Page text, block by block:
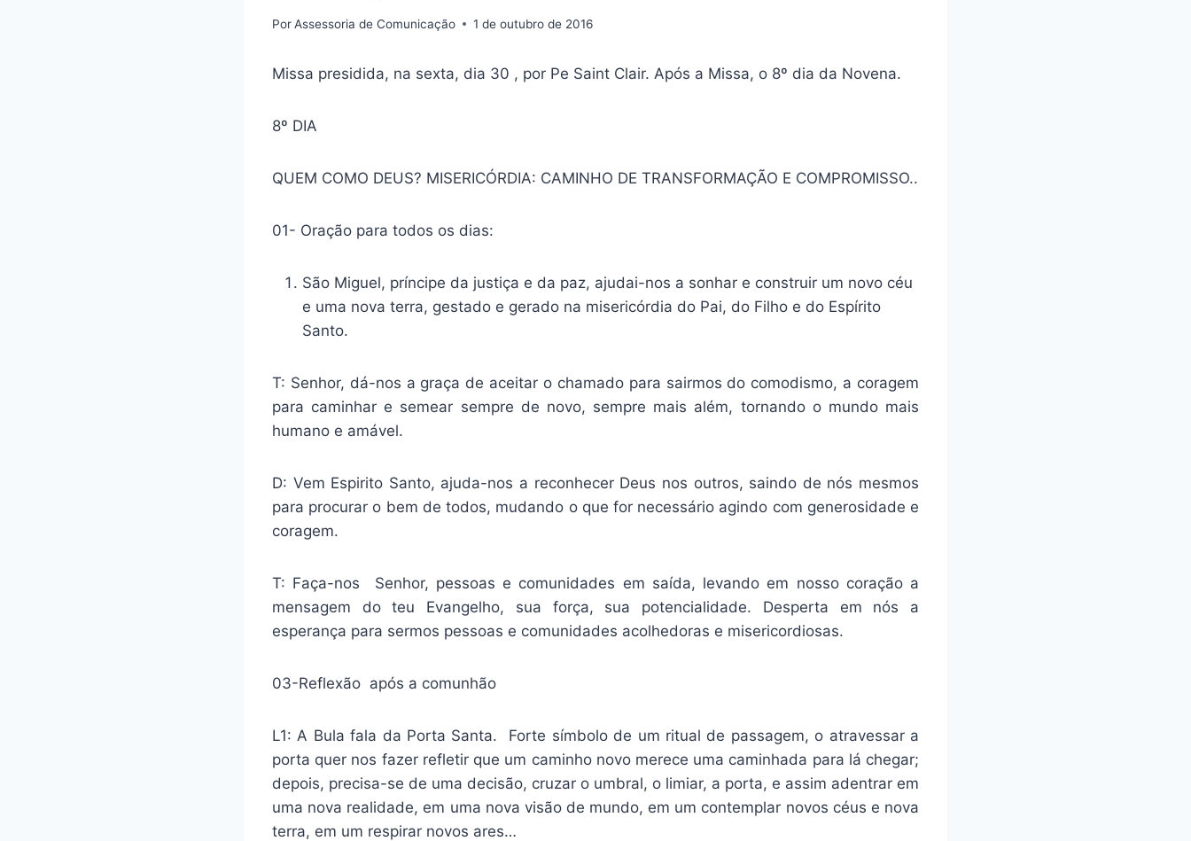
PorAssessoria de Comunicação 1 de outubro de 2016
Missa presidida, na sexta, dia 30 , por Pe Saint Clair. Após a Missa, o 8º dia da Novena.
8º DIA
QUEM COMO DEUS? MISERICÓRDIA: CAMINHO DE TRANSFORMAÇÃO E COMPROMISSO..
01- Oração para todos os dias:
São Miguel, príncipe da justiça e da paz, ajudai-nos a sonhar e construir um novo céu
e uma nova terra, gestado e gerado na misericórdia do Pai, do Filho e do Espírito
Santo.
T: Senhor, dá-nos a graça de aceitar o chamado para sairmos do comodismo, a coragem
para caminhar e semear sempre de novo, sempre mais além, tornando o mundo mais
humano e amável.
D: Vem Espirito Santo, ajuda-nos a reconhecer Deus nos outros, saindo de nós mesmos
para procurar o bem de todos, mudando o que for necessário agindo com generosidade e
coragem.
T: Faça-nos Senhor, pessoas e comunidades em saída, levando em nosso coração a
mensagem do teu Evangelho, sua força, sua potencialidade. Desperta em nós a
esperança para sermos pessoas e comunidades acolhedoras e misericordiosas.
03-Reflexão após a comunhão
L1: A Bula fala da Porta Santa. Forte símbolo de um ritual de passagem, o atravessar a
porta quer nos fazer refletir que um caminho novo merece uma caminhada para lá chegar;
depois, precisa-se de uma decisão, cruzar o umbral, o limiar, a porta, e assim adentrar em
uma nova realidade, em uma nova visão de mundo, em um contemplar novos céus e nova
terra, em um respirar novos ares…